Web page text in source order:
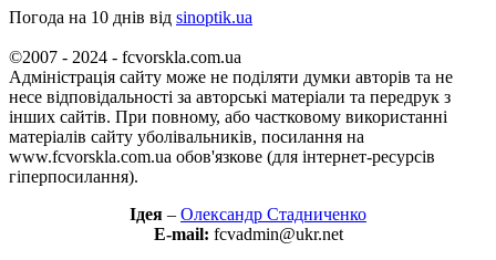
Погода на 10 днів від sinoptik.ua
©2007 - 2024 - fcvorskla.com.ua
Адміністрація сайту може не поділяти думки авторів та не
несе відповідальності за авторські матеріали та передрук з
інших сайтів. При повному, або частковому використанні
матеріалів сайту уболівальників, посилання на
www.fcvorskla.com.ua обов'язкове (для інтернет-ресурсів
гіперпосилання).
Ідея – Олександр Стадниченко
E-mail: fcvadmin@ukr.net